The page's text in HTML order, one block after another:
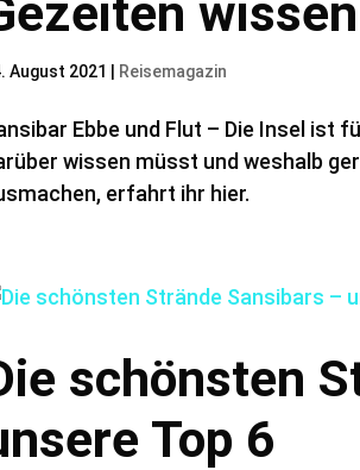
August 2021 Reisemagazin
Ebbe und Flut – Die Insel ist
wissen müsst und weshalb
erfahrt ihr hier.
schönsten
Top 6